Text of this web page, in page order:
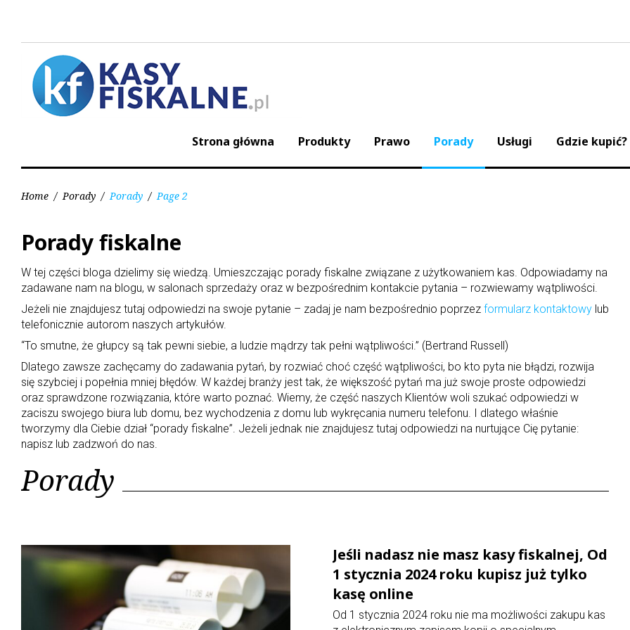
Strona główna Produkty Prawo Porady Usługi Gdzie kupić?
Home / Porady / Porady / Page 2
K
a
t
e
g
o
i
Porady fiskalne
W tej części bloga dzielimy się wiedzą. Umieszczając porady fiskalne związane z użytkowaniem kas. Odpowiadamy na
zadawane nam na blogu, w salonach sprzedaży oraz w bezpośrednim kontakcie pytania – rozwiewamy wątpliwości.
Jeżeli nie znajdujesz tutaj odpowiedzi na swoje pytanie – zadaj je nam bezpośrednio poprzez formularz kontaktowy lub
telefonicznie autorom naszych artykułów.
“To smut­ne, że głup­cy są tak pew­ni siebie, a ludzie mądrzy tak pełni wątpliwości.” (Bertrand Russell)
Dlatego zawsze zachęcamy do zadawania pytań, by rozwiać choć część wątpliwości, bo kto pyta nie błądzi, rozwija
się szybciej i popełnia mniej błędów. W każdej branży jest tak, że większość pytań ma już swoje proste odpowiedzi
oraz sprawdzone rozwiązania, które warto poznać. Wiemy, że część naszych Klientów woli szukać odpowiedzi w
zaciszu swojego biura lub domu, bez wychodzenia z domu lub wykręcania numeru telefonu. I dlatego właśnie
tworzymy dla Ciebie dział “porady fiskalne”. Jeżeli jednak nie znajdujesz tutaj odpowiedzi na nurtujące Cię pytanie:
napisz lub zadzwoń do nas.
Porady
Jeśli nadasz nie masz kasy fiskalnej, Od
1 stycznia 2024 roku kupisz już tylko
kasę online
Od 1 stycznia 2024 roku nie ma możliwości zakupu kas